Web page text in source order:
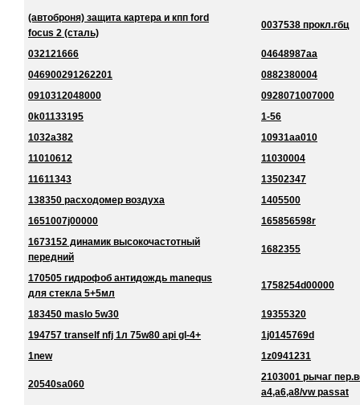
(автоброня) защита картера и кпп ford
focus 2 (сталь)
0037538 прокл.гбц
032121666
04648987aa
046900291262201
0882380004
0910312048000
0928071007000
0k01133195
1-56
1032a382
10931aa010
11010612
11030004
11611343
13502347
138350 расходомер воздуха
1405500
1651007j00000
165856598r
1673152 динамик высокочастотный
передний
1682355
170505 гидрофоб антидождь manequs
для стекла 5+5мл
1758254d00000
183450 maslo 5w30
19355320
194757 tranself nfj 1л 75w80 api gl-4+
1j0145769d
1new
1z0941231
20540sa060
2103001 рычаг
a4,a6,a8/vw passat